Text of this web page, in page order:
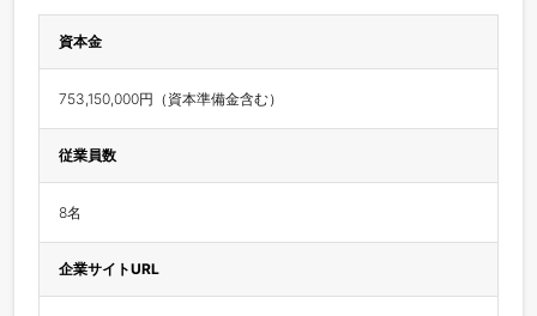
資本金
753,150,000円（資本準備金含む）
従業員数
8名
企業サイトURL